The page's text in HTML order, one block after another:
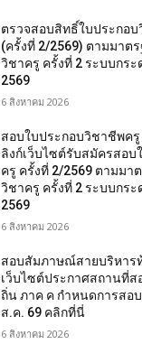
ตรวจสอบสิทธิ์ใบประกอ
(ครั้งที่ 2/2569) ตามมาต
วิชาครู ครั้งที่ 2 ระบบกร
2569
6 สิงหาคม 2026
สอบใบประกอบวิชาชีพครู
ลิงก์เว็บไซต์รับสมัครสอ
ครู ครั้งที่ 2/2569 ตามมา
วิชาครู ครั้งที่ 2 ระบบกร
2569
6 สิงหาคม 2026
สอบสัมภาษณ์สายบริหาร
เว็บไซต์ประกาศสถานที่ส
ถิ่น ภาค ค กำหนดการสอ
ส.ค. 69 คลิกที่นี่
6 สิงหาคม 2026